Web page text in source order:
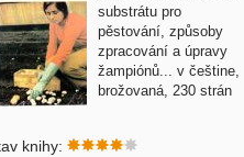
substrátu pro
pěstování, způsoby
zpracování a úpravy
žampiónů... v češtine,
brožovaná, 230 strán
knihy: